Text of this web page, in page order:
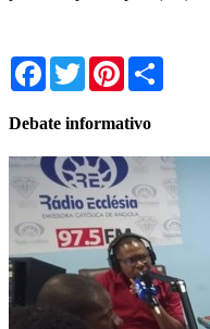
Facebook
TwitterPinterest
Debate informativo